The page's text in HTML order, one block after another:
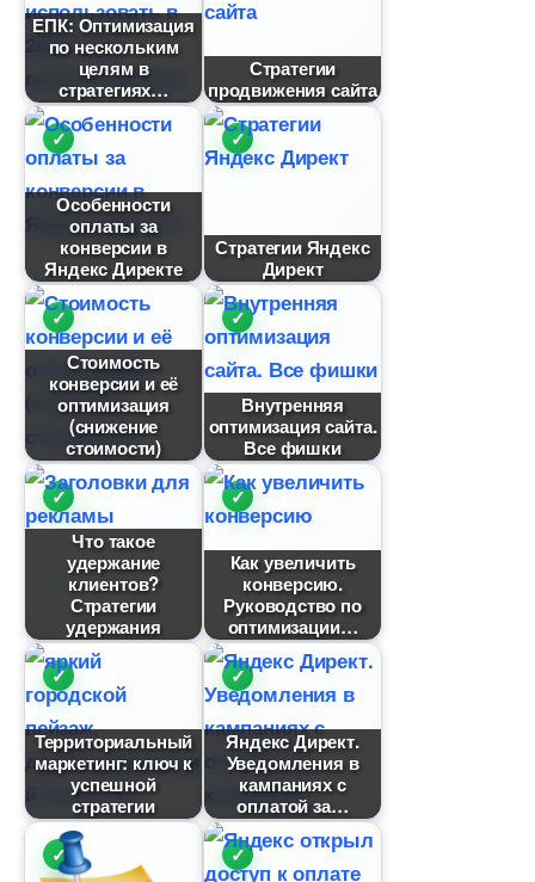
ЕПК: Оптимизация
по нескольким
целям
стратегиях
Стратегии
продвижения сайта
Особенности
оплаты за
конверсии
Яндекс Директе
Стратегии Яндекс
Директ
Стоимость
конверсии и её
оптимизация
(снижение
стоимости)
нутренняя
оптимизация сайта.
се фишки
Что такое
удержание
клиентов?
Стратегии
удержания
Как увеличить
конверсию.
Руководство по
оптимизации
Территориальный
маркетинг: ключ к
успешной
стратегии
Яндекс Директ.
Уведомления
кампаниях с
оплатой за